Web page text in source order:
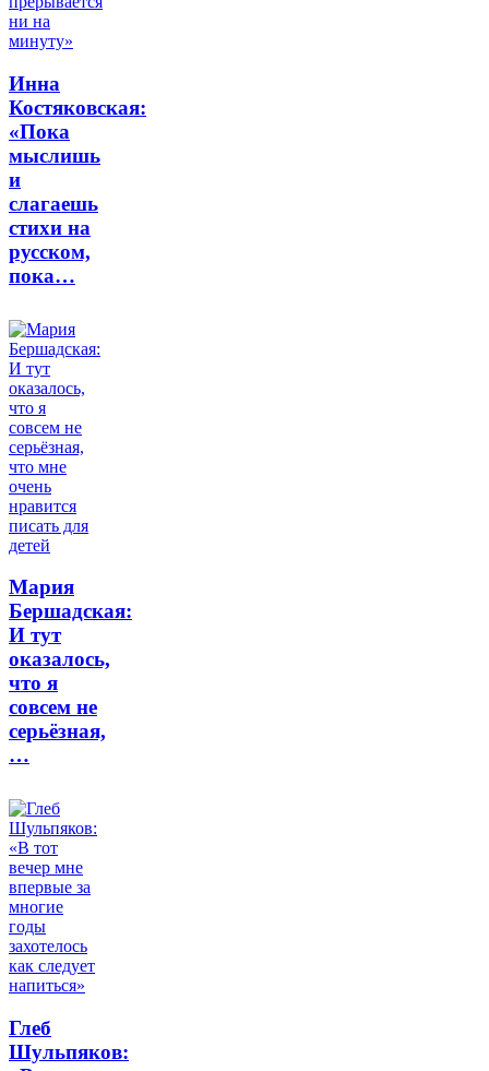
Инна
Костяковская:
«Пока
мыслишь
и
слагаешь
стихи на
русском,
пока…
Мария
Бершадская:
И тут
оказалось,
что я
совсем не
серьёзная,
…
Глеб
Шульпяков: